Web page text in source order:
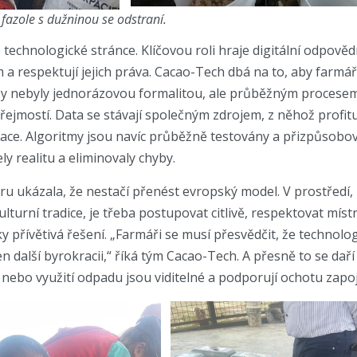
s dužninou se odstraní.
stránce. Klíčovou roli hraje digitální
a respektují jejich práva. Cacao-Tech dbá na to, aby
nebyly jednorázovou formalitou, ale průběžným
Data se stávají společným zdrojem, z něhož
Algoritmy jsou navíc průběžně testovány a
realitu a eliminovaly chyby.
ukázala, že nestačí přenést evropský model. V
tradice, je třeba postupovat citlivě, respektovat
přívětivá řešení. „Farmáři se musí přesvědčit, že
další byrokracii,“ říká tým Cacao-Tech. A přesně to se
využití odpadu jsou viditelné a podporují ochotu